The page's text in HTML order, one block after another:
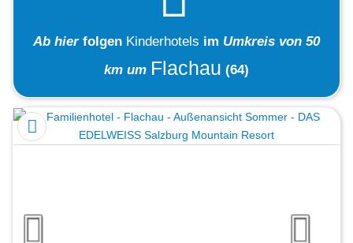
Ab hier folgen Kinderhotels im Umkreis von 50
km um Flachau (64)